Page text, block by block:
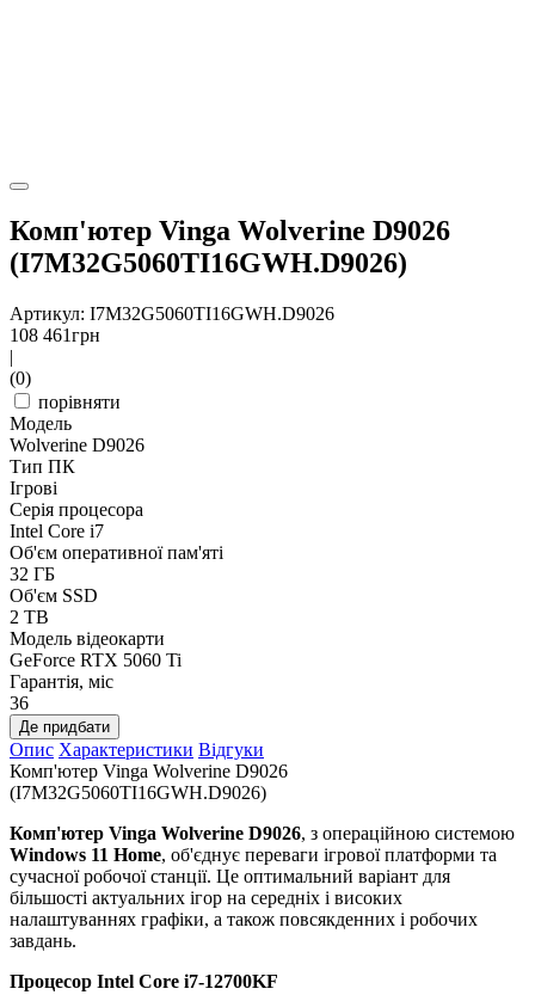
Комп'ютер Vinga Wolverine D9026
(I7M32G5060TI16GWH.D9026)
Артикул: I7M32G5060TI16GWH.D9026
108 461грн
|
(0)
порівняти
Модель
Wolverine D9026
Тип ПК
Ігрові
Серія процесора
Intel Core i7
Об'єм оперативної пам'яті
32 ГБ
Об'єм SSD
2 TB
Модель відеокарти
GeForce RTX 5060 Ti
Гарантія, міс
36
Де придбати
Опис Характеристики Відгуки
Комп'ютер Vinga Wolverine D9026
(I7M32G5060TI16GWH.D9026)
Комп'ютер Vinga Wolverine D9026, з операційною системою
Windows 11 Home, об'єднує переваги ігрової платформи та
сучасної робочої станції. Це оптимальний варіант для
більшості актуальних ігор на середніх і високих
налаштуваннях графіки, а також повсякденних і робочих
завдань.
Процесор Intel Core i7-12700KF